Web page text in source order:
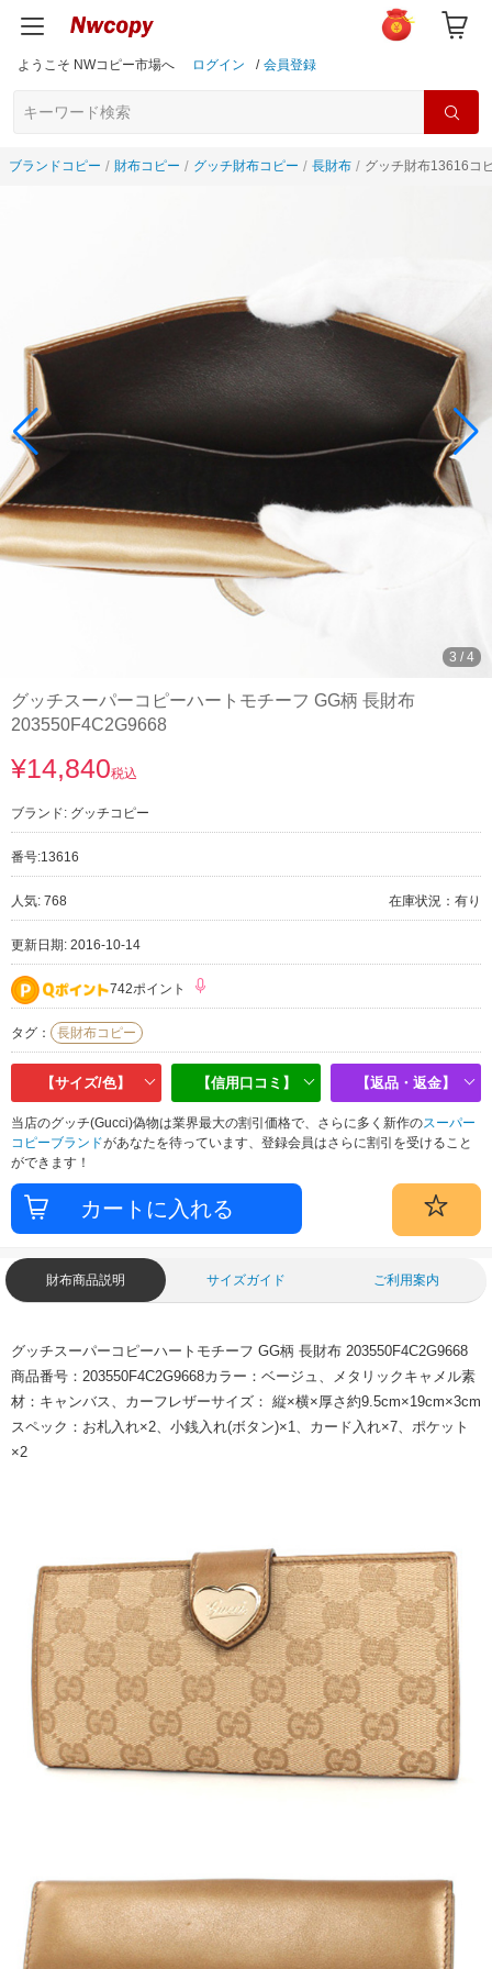
ようこそ NWコピー市場へ ログイン / 会員登録
ブランドコピー 財布コピー グッチ財布コピー 長財布 グッチ財布13616コ
3 / 4
グッチスーパーコピーハートモチーフ GG柄 長財布
203550F4C2G9668
¥14,840税込
ブランド: グッチコピー
番号:13616
人気: 768 在庫状況：有り
更新日期: 2016-10-14
742ポイント
タグ： 長財布コピー
【サイズ/色】 【信用口コミ】 【返品・返金】
当店のグッチ(Gucci)偽物は業界最大の割引価格で、さらに多く新作のスーパー
コピーブランドがあなたを待っています、登録会員はさらに割引を受けること
ができます！
財布商品説明 サイズガイド ご利用案内
グッチスーパーコピーハートモチーフ GG柄 長財布 203550F4C2G9668
商品番号：203550F4C2G9668カラー：ベージュ、メタリックキャメル素
材：キャンバス、カーフレザーサイズ： 縦×横×厚さ約9.5cm×19cm×3cm
スペック：お札入れ×2、小銭入れ(ボタン)×1、カード入れ×7、ポケット
×2